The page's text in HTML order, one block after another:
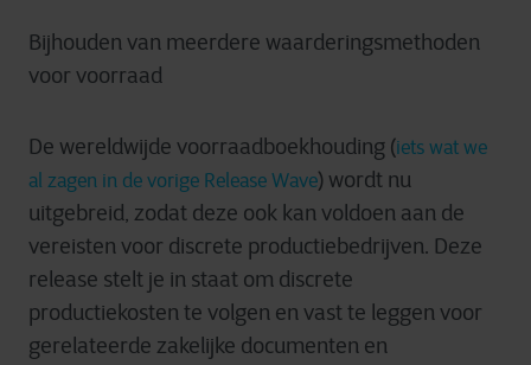
Bijhouden van meerdere waarderingsmethoden
voor voorraad
De wereldwijde voorraadboekhouding (iets wat we
al zagen in de vorige Release Wave) wordt nu
uitgebreid, zodat deze ook kan voldoen aan de
vereisten voor discrete productiebedrijven. Deze
release stelt je in staat om discrete
productiekosten te volgen en vast te leggen voor
gerelateerde zakelijke documenten en